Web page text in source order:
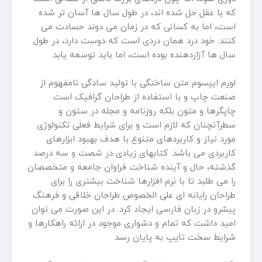
که با عقل حل شده اند، در طول سال ها آسان تر شده
است، اما به کسانی که در زمان می دوند حسادت می
کنند. خود درد همان دردی است که دوست دارد، در طول
سال ها آزاردهنده بوده است، اما باید توسعه یابد.
لورم ایپسوم متن ساختگی با تولید سادگی نامفهوم از
صنعت چاپ و با استفاده از طراحان گرافیک است.
چاپگرها و متون بلکه روزنامه و مجله در ستون و
سطرآنچنان که لازم است و برای شرایط فعلی تکنولوژی
مورد نیاز و کاربردهای متنوع با هدف بهبود ابزارهای
کاربردی می باشد. کتابهای زیادی در شصت و سه درصد
گذشته، حال و آینده شناخت فراوان جامعه و متخصصان
را می طلبد تا با نرم افزارها شناخت بیشتری را برای
طراحان رایانه ای علی الخصوص طراحان خلاقی و فرهنگ
پیشرو در زبان فارسی ایجاد کرد. در این صورت می توان
امید داشت که تمام و دشواری موجود در ارائه راهکارها و
شرایط سخت تایپ به پایان رسد